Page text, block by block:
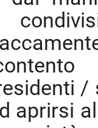
/
aprirsi